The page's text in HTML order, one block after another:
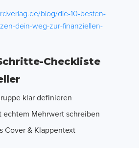
blog/die-10-besten-
dein-weg-zur-finanziellen-
Checkliste
klar definieren
echtem Mehrwert schreiben
Cover & Klappentext